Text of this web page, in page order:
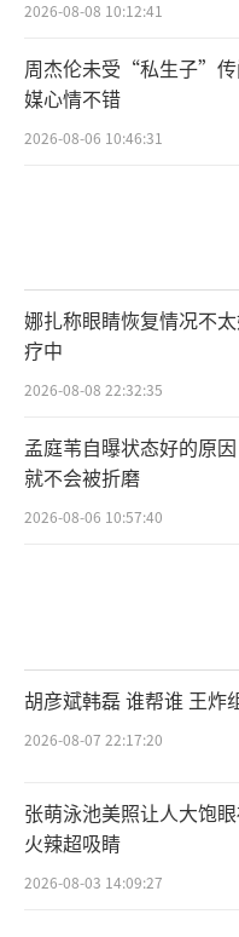
2026-08-08 10:12:41
周杰伦未受“私生子”传
媒心情不错
2026-08-06 10:46:31
娜扎称眼睛恢复情况不
疗中
2026-08-08 22:32:35
孟庭苇自曝状态好的原
就不会被折磨
2026-08-06 10:57:40
胡彦斌韩磊 谁帮谁 王炸
2026-08-07 22:17:20
张萌泳池美照让人大饱
火辣超吸睛
2026-08-03 14:09:27